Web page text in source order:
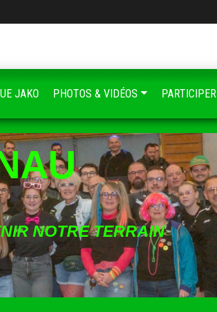
NOTRE TERRAIN
JAKO PHOTOS & VIDÉOS PARTICIPER